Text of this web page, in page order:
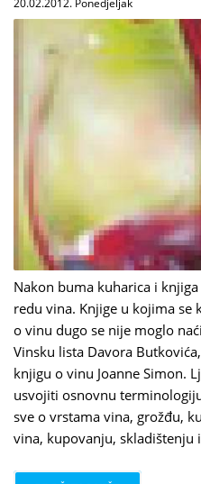
Nakon buma kuharica i
redu vina. Knjige u kojima
o vinu dugo se nije moglo
Vinsku lista Davora
knjigu o vinu Joanne Simon.
usvojiti osnovnu
sve o vrstama vina, grožđu,
vina, kupovanju, skladištenju